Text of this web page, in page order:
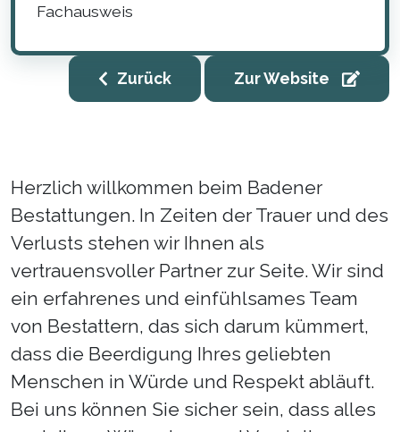
Fachausweis
Zurück Zur Website
Herzlich willkommen beim Badener
Bestattungen. In Zeiten der Trauer und des
Verlusts stehen wir Ihnen als
vertrauensvoller Partner zur Seite. Wir sind
ein erfahrenes und einfühlsames Team
von Bestattern, das sich darum kümmert,
dass die Beerdigung Ihres geliebten
Menschen in Würde und Respekt abläuft.
Bei uns können Sie sicher sein, dass alles